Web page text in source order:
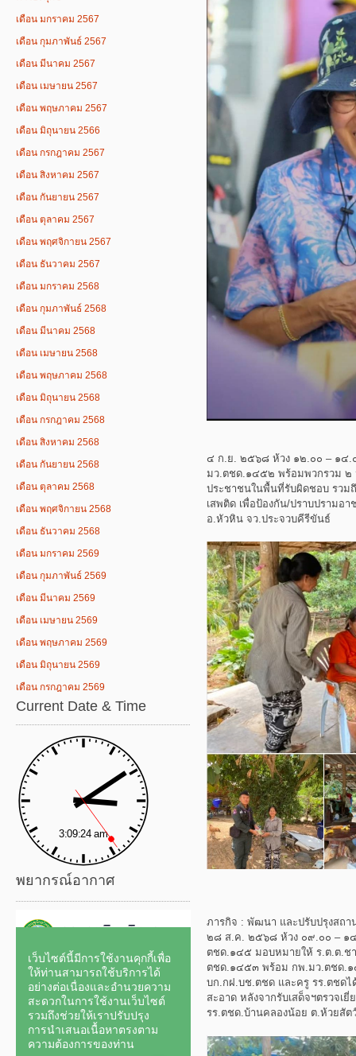
เดือน มกราคม 2567
เดือน กุมภาพันธ์ 2567
เดือน มีนาคม 2567
เดือน เมษายน 2567
เดือน พฤษภาคม 2567
เดือน มิถุนายน 2566
เดือน กรกฎาคม 2567
เดือน สิงหาคม 2567
เดือน กันยายน 2567
เดือน ตุลาคม 2567
เดือน พฤศจิกายน 2567
เดือน ธันวาคม 2567
เดือน มกราคม 2568
เดือน กุมภาพันธ์ 2568
เดือน มีนาคม 2568
เดือน เมษายน 2568
เดือน พฤษภาคม 2568
เดือน มิถุนายน 2568
เดือน กรกฎาคม 2568
เดือน สิงหาคม 2568
เดือน กันยายน 2568
เดือน ตุลาคม 2568
เดือน พฤศจิกายน 2568
เดือน ธันวาคม 2568
เดือน มกราคม 2569
เดือน กุมภาพันธ์ 2569
เดือน มีนาคม 2569
เดือน เมษายน 2569
เดือน พฤษภาคม 2569
เดือน มิถุนายน 2569
เดือน กรกฎาคม 2569
Current Date & Time
พยากรณ์อากาศ
๔ ก.ย. ๒๕๖๘ ห้วง ๑๒.๐๐ – ๑๔.
มว.ตชด.๑๔๕๒ พร้อมพวกรวม ๒
ประชาชนในพื้นที่รับผิดชอบ รวม
เสพติด เพื่อป้องกัน/ปราบปราม
อ.หัวหิน จว.ประจวบคีรีขันธ์
ภารกิจ : พัฒนา และปรับปรุงสถา
๒๘ ส.ค. ๒๕๖๘ ห้วง ๐๙.๐๐ – ๑
ตชด.๑๔๕ มอบหมายให้ ร.ต.ต.ช
ตชด.๑๔๕๓ พร้อม กพ.มว.ตชด.๑
บก.กฝ.บช.ตชด และครู รร.ตชด
สะอาด หลังจากรับเสด็จฯตรวจเ
รร.ตชด.บ้านคลองน้อย ต.ห้วยสั